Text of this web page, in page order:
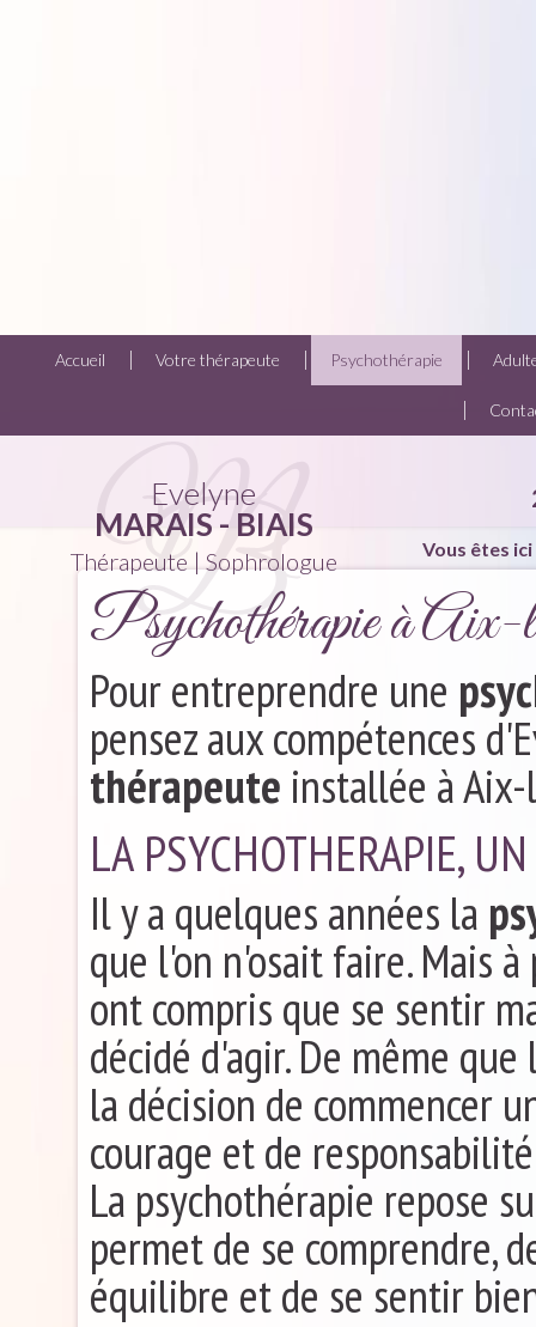
Accueil Votre thérapeute Psychothérapie
Evelyne
MARAIS - BIAIS
Thérapeute | Sophrologue
Psychothérapie à
Vous êtes ici
Pour entreprendre une
pensez aux compétences
thérapeute installée à
LA PSYCHOTHERAPIE,
Il y a quelques années la
que l'on n'osait faire. Mais
ont compris que se sentir
décidé d'agir. De même
la décision de commencer
courage et de
La psychothérapie repose
permet de se comprendre,
équilibre et de se sentir